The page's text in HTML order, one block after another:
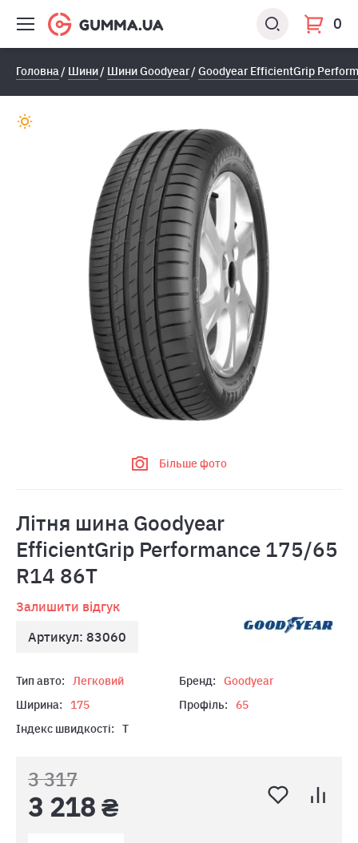
0
Головна Шини Шини Goodyear Goodyear EfficientGrip
Більше фото
Літня шина Goodyear
EfficientGrip Performance 175/65
R14 86T
Залишити відгук
Артикул: 83060
Тип авто: Легковий Бренд:
Goodyear
Ширина:
175 Профіль:
65
Індекс швидкості:
T
3 317
3 218 ₴